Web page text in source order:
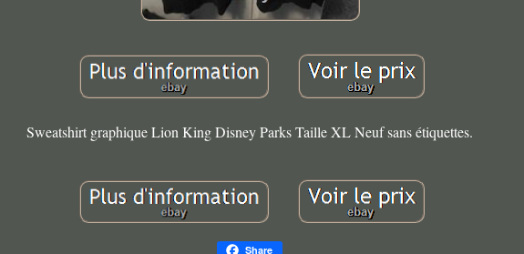
Sweatshirt graphique Lion King Disney Parks Taille XL Neuf sans étiquettes.
Share